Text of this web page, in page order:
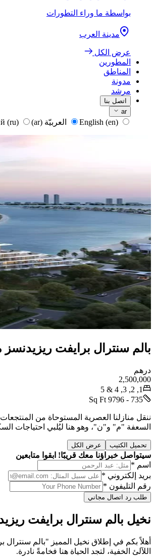
بواسطة ما وراء التطورات
مدينة العرب
عرض الكل
المطورين
المناطق
مدونة
مرشد
اتصل بنا
ar
(en) العربيّة (ar)
(ru)
بالم سنترال برايفت
درهم
2,500,000
1, 2, 3, 4 & 5
735 - 9796 Sq Ft
ننقل منازلنا العصرية المستوحاة من
السعفة "م" و"ن"، وهو هنا ليُلبي احتياجات
تحميل الكتيب عرض الكل
سيتواصل خبراؤنا معك قريبًا! ابقوا متابعين
اسم *
بريد إلكتروني *
رقم التليفون *
طلب رد اتصال مجاني
نخيل بالم سنترال برايفت
اللآلئ الخفية، لتجد الحياة هنا فخامةً نادرة.